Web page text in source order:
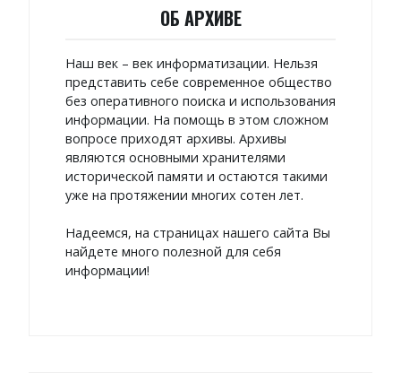
ОБ АРХИВЕ
Наш век – век информатизации. Нельзя
представить себе современное общество
без оперативного поиска и использования
информации. На помощь в этом сложном
вопросе приходят архивы. Архивы
являются основными хранителями
исторической памяти и остаются такими
уже на протяжении многих сотен лет.
Надеемся, на страницах нашего сайта Вы
найдете много полезной для себя
информации!